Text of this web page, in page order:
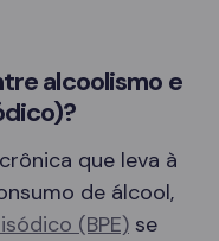
alcoolismo e
que leva à
de álcool,
(BPE) se